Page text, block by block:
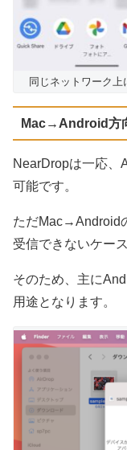
同じネットワーク
Mac→Android方
NearDropは一応
可能です。
ただMac→Android
受信できないケー
そのため、主に
用途となります。